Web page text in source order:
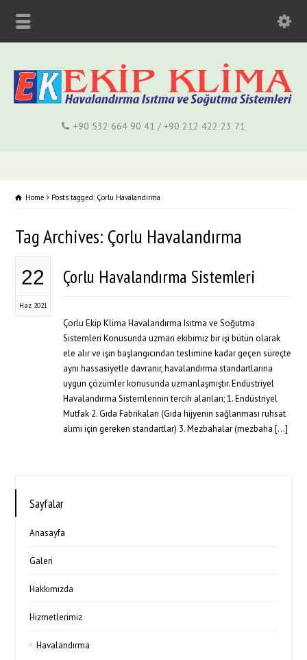
+90 532 664 90 41 / +90 212 422 23 71
Home Posts tagged: Çorlu Havalandırma
Tag Archives: Çorlu Havalandırma
22
Haz 2021
Çorlu Havalandırma Sistemleri
Çorlu Ekip Klima Havalandırma Isıtma ve Soğutma
Sistemleri Konusunda uzman ekibimiz bir işi bütün olarak
ele alır ve işin başlangıcından teslimine kadar geçen süreçte
aynı hassasiyetle davranır, havalandırma standartlarına
uygun çözümler konusunda uzmanlaşmıştır. Endüstriyel
Havalandırma Sistemlerinin tercih alanları; 1. Endüstriyel
Mutfak 2. Gıda Fabrikaları (Gıda hijyenin sağlanması ruhsat
alımı için gereken standartlar) 3. Mezbahalar (mezbaha […]
Sayfalar
Anasayfa
Galeri
Hakkımızda
Hizmetlerimiz
Havalandırma